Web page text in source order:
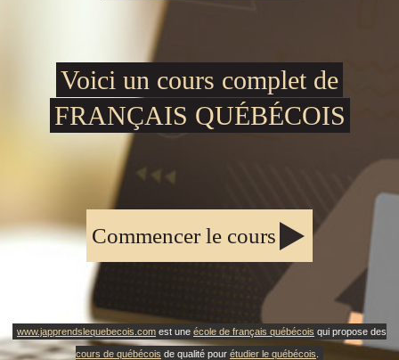
Voici un cours complet de
FRANÇAIS QUÉBÉCOIS
Commencer le cours
www.japprendslequebecois.com est une école de français québécois qui propose des
cours de québécois de qualité pour étudier le québécois